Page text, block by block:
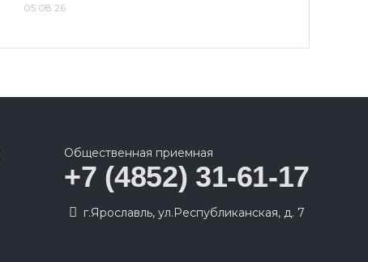
05.08.26
Общественная приемная
+7 (4852) 31-61-17
г.Ярославль, ул.Республиканская, д. 7